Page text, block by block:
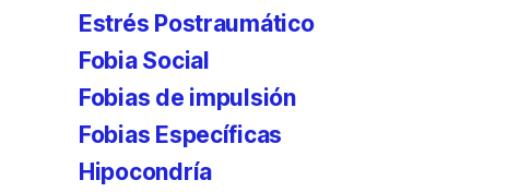
Estrés Postraumático
Fobia Social
Fobias de impulsión
Fobias Específicas
Hipocondría